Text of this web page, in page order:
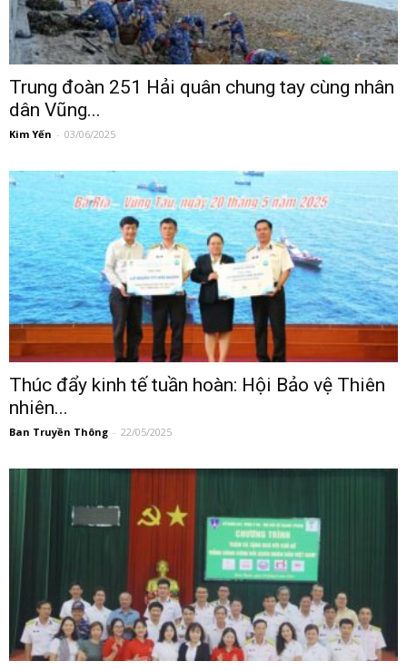
Trung đoàn 251 Hải quân chung tay cùng nhân
dân Vũng...
Kim Yến - 03/06/2025
Thúc đẩy kinh tế tuần hoàn: Hội Bảo vệ Thiên
nhiên...
Ban Truyền Thông - 22/05/2025